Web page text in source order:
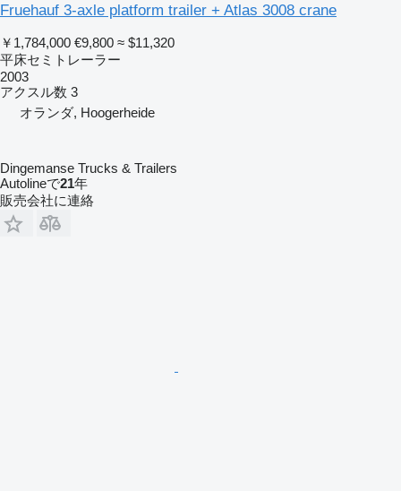
Fruehauf 3-axle platform trailer + Atlas 3008 crane
￥1,784,000 €9,800 ≈ $11,320
平床セミトレーラー
2003
アクスル数 3
オランダ, Hoogerheide
Dingemanse Trucks & Trailers
Autolineで21年
販売会社に連絡